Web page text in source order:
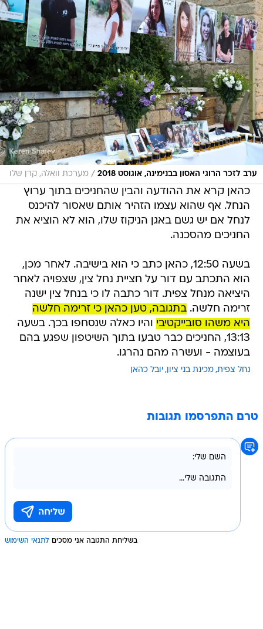
ערב לזכר הרוגי האסון בבנימינה, אוגוסט 2018 / מערכת וואלה, קרן שלו
כהאן קרא את ההודעה והבין שהחניכים בתוך ערוץ
הנחל. אף שהוא עצמו הזהיר אותם שאסור להיכנס
לנחל אם יש גשם באגן הניקוז שלו, הוא לא הוציא את
החניכים מהסכנה.
בשעה 12:50, כהאן כתב כי הוא בישיבה. לאחר מכן,
הוא התכתב עם דור על חציית נחל צין, שצפויה לאחר
היציאה מנחל צפית. דור כתבה לו כי בנחל צין ישנה
זרימה חלשה.בתגובה, טען כהאן כי זרימה חלשה
היא משהו סובייקטיבי והיו כאלה שנסחפו בכך. בשעה
13:13, החניכים כבר טבעו בתוך השיטפון שפגע בהם
בעוצמה - ועשרה מהם נהרגו.
נחל צפית מכינת בני ציון יובל כהאן
טרם התפרסמו תגובות
בשליחת התגובה אני מסכים לתנאי השימוש